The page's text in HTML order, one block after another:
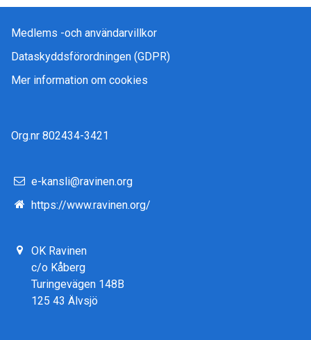
Medlems -och användarvillkor
Dataskyddsförordningen (GDPR)
Mer information om cookies
Org.nr 802434-3421
e-kansli@ravinen.org
https://www.ravinen.org/
OK Ravinen
c/o Kåberg
Turingevägen 148B
125 43 Älvsjö